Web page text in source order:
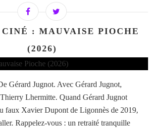
: MAUVAISE PIOCHE
(2026)
Gérard Jugnot. Avec Gérard Jugnot,
Lhermitte. Quand Gérard Jugnot
faux Xavier Dupont de Ligonnès de 2019,
Rappelez-vous : un retraité tranquille